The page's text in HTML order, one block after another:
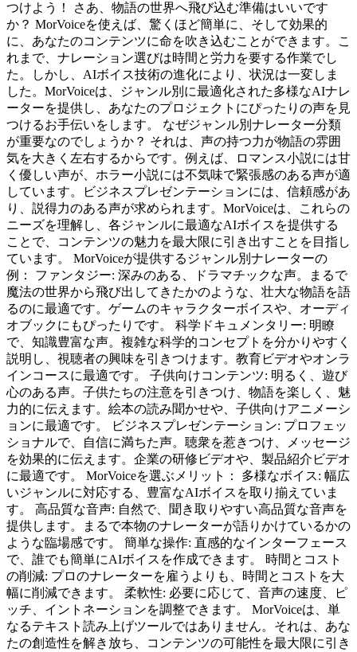
つけよう！ さあ、物語の世界へ飛び込む準備はいいです
か？ MorVoiceを使えば、驚くほど簡単に、そして効果的
に、あなたのコンテンツに命を吹き込むことができます。こ
れまで、ナレーション選びは時間と労力を要する作業でし
た。しかし、AIボイス技術の進化により、状況は一変しま
した。MorVoiceは、ジャンル別に最適化された多様なAIナレ
ーターを提供し、あなたのプロジェクトにぴったりの声を見
つけるお手伝いをします。 なぜジャンル別ナレーター分類
が重要なのでしょうか？ それは、声の持つ力が物語の雰囲
気を大きく左右するからです。例えば、ロマンス小説には甘
く優しい声が、ホラー小説には不気味で緊張感のある声が適
しています。ビジネスプレゼンテーションには、信頼感があ
り、説得力のある声が求められます。MorVoiceは、これらの
ニーズを理解し、各ジャンルに最適なAIボイスを提供する
ことで、コンテンツの魅力を最大限に引き出すことを目指し
ています。 MorVoiceが提供するジャンル別ナレーターの
例： ファンタジー: 深みのある、ドラマチックな声。まるで
魔法の世界から飛び出してきたかのような、壮大な物語を語
るのに最適です。ゲームのキャラクターボイスや、オーディ
オブックにもぴったりです。 科学ドキュメンタリー: 明瞭
で、知識豊富な声。複雑な科学的コンセプトを分かりやすく
説明し、視聴者の興味を引きつけます。教育ビデオやオンラ
インコースに最適です。 子供向けコンテンツ: 明るく、遊び
心のある声。子供たちの注意を引きつけ、物語を楽しく、魅
力的に伝えます。絵本の読み聞かせや、子供向けアニメーシ
ョンに最適です。 ビジネスプレゼンテーション: プロフェッ
ショナルで、自信に満ちた声。聴衆を惹きつけ、メッセージ
を効果的に伝えます。企業の研修ビデオや、製品紹介ビデオ
に最適です。 MorVoiceを選ぶメリット： 多様なボイス: 幅広
いジャンルに対応する、豊富なAIボイスを取り揃えていま
す。 高品質な音声: 自然で、聞き取りやすい高品質な音声を
提供します。まるで本物のナレーターが語りかけているかの
ような臨場感です。 簡単な操作: 直感的なインターフェース
で、誰でも簡単にAIボイスを作成できます。 時間とコスト
の削減: プロのナレーターを雇うよりも、時間とコストを大
幅に削減できます。 柔軟性: 必要に応じて、音声の速度、ピ
ッチ、イントネーションを調整できます。 MorVoiceは、単
なるテキスト読み上げツールではありません。それは、あな
たの創造性を解き放ち、コンテンツの可能性を最大限に引き